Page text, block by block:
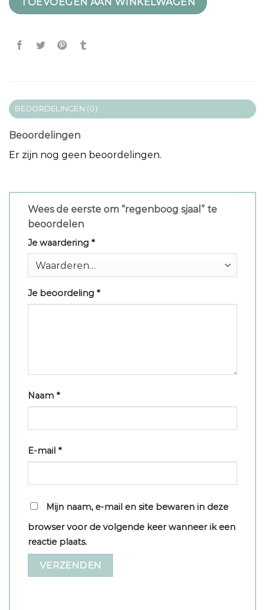
BEOORDELINGEN (0)
Beoordelingen
Er zijn nog geen beoordelingen.
Wees de eerste om “regenboog sjaal” te
beoordelen
Je waardering *
Je beoordeling *
Naam *
E-mail *
Mijn naam, e-mail en site bewaren in deze
browser voor de volgende keer wanneer ik een
reactie plaats.